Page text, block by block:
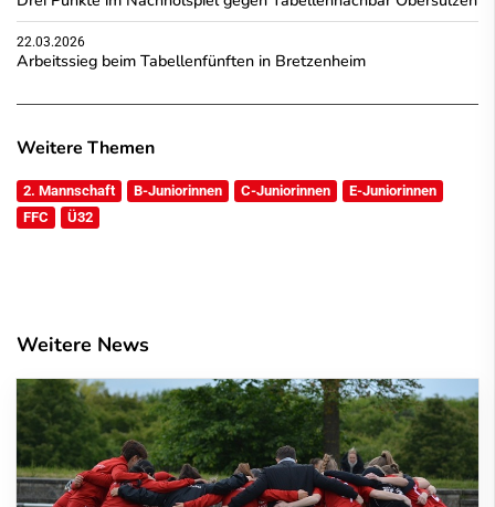
22.03.2026
Arbeitssieg beim Tabellenfünften in Bretzenheim
Weitere Themen
2. Mannschaft B-Juniorinnen C-Juniorinnen
E-Juniorinnen
FFC
Ü32
Weitere News